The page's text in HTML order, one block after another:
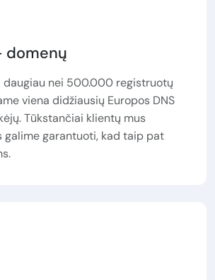
domenų
daugiau nei 500.000 registruotų
viena didžiausių Europos DNS
Tūkstančiai klientų mus
galime garantuoti, kad taip pat